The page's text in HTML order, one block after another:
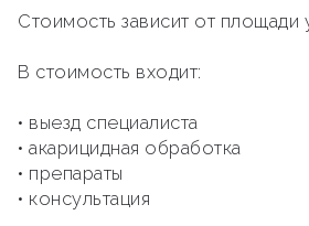
Стоимость зависит от площади
В стоимость входит:
• выезд специалиста
• акарицидная обработка
• препараты
• консультация